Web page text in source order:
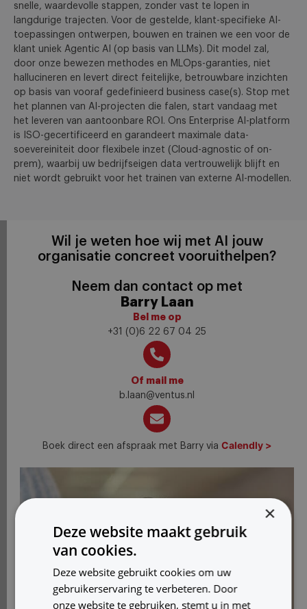
snelle, waardevolle stappen, zonder vast te lopen in
langdurige trajecten. Voor de gestelde, klant-specifieke AI-
toepassingen ontwerpen, bouwen en trainen we een voor de
klant uniek Agentic AI (op basis van LLMs). Dit model zal,
door onze bewezen methodes en MLOps-garanties, niet
hallucineren en levert direct feitelijke, betrouwbare inzichten
op basis van vooraf gedefinieerd business case(s). Stop met
het plannen van AI-projecten die falen, start vandaag met
het leveren van aantoonbare ROI. Ons Enterprise AI-platform
is ISO-gecertificeerd en garandeert maximale data-
soevereiniteit door flexibele inzet (Cloud-agnostic of on-
prem), waarbij uw bedrijfseigen data vertrouwelijk blijft en
niet wordt gebruikt voor het trainen van externe AI-modellen.
Wil je weten hoe wij met AI jouw
organisatie concreet vooruithelpen?
Neem dan contact op met
Barry Laan
Bel me op
+31 (0)6 22 67 04 25
Of mail me
b.laan@ventus.nl
Boek direct een afspraak met Barry via Calendly >
×
Deze website maakt gebruik
van cookies.
Deze website gebruikt cookies om uw
gebruikerservaring te verbeteren. Door
onze website te gebruiken, stemt u in met